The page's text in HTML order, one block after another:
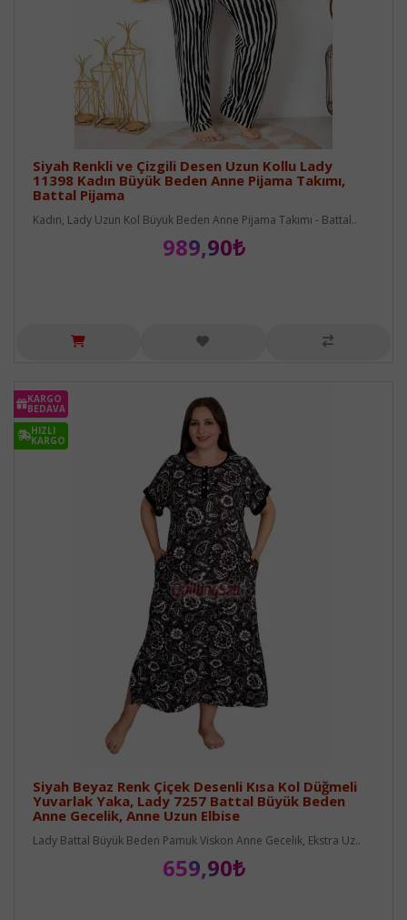
Siyah Renkli ve Çizgili Desen Uzun Kollu Lady
11398 Kadın Büyük Beden Anne Pijama Takımı,
Battal Pijama
Kadın, Lady Uzun Kol Büyük Beden Anne Pijama Takımı - Battal..
989,90₺
KARGO
BEDAVA
HIZLI
KARGO
Siyah Beyaz Renk Çiçek Desenli Kısa Kol Düğmeli
Yuvarlak Yaka, Lady 7257 Battal Büyük Beden
Anne Gecelik, Anne Uzun Elbise
Lady Battal Büyük Beden Pamuk Viskon Anne Gecelik, Ekstra Uz..
659,90₺